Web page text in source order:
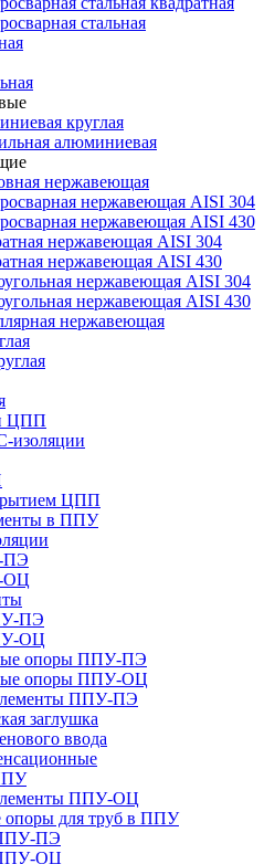
стальная
круглая
алюминиевая
нержавеющая
нержавеющая AISI 304
нержавеющая AISI 430
нержавеющая AISI 304
нержавеющая AISI 430
нержавеющая AISI 304
нержавеющая AISI 430
нержавеющая
ЦПП
изоляции
ЦПП
в ППУ
ПЭ
ОЦ
ПЭ
ОЦ
опоры ППУ-ПЭ
опоры ППУ-ОЦ
ППУ-ПЭ
заглушка
ввода
ППУ-ОЦ
опоры для труб в ППУ
ПЭ
ОЦ